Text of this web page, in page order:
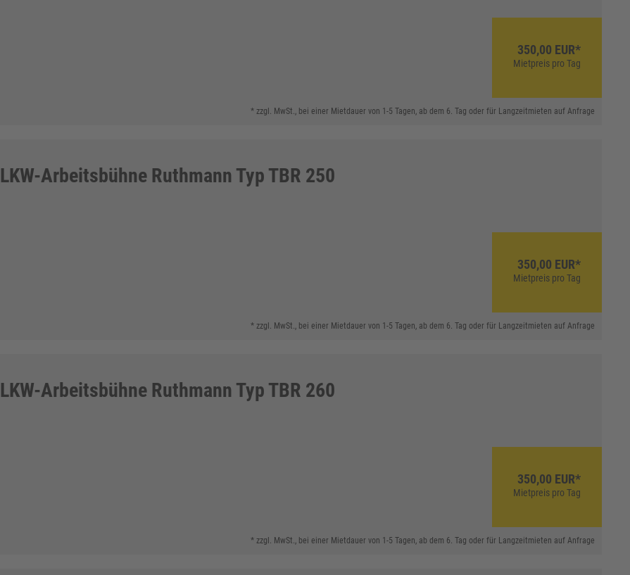
350,00 EUR*
Mietpreis pro Tag
* zzgl. MwSt., bei einer Mietdauer von 1-5 Tagen, ab dem 6. Tag oder für Langzeitmieten auf Anfrage
LKW-Arbeitsbühne Ruthmann Typ TBR 250
350,00 EUR*
Mietpreis pro Tag
* zzgl. MwSt., bei einer Mietdauer von 1-5 Tagen, ab dem 6. Tag oder für Langzeitmieten auf Anfrage
LKW-Arbeitsbühne Ruthmann Typ TBR 260
350,00 EUR*
Mietpreis pro Tag
* zzgl. MwSt., bei einer Mietdauer von 1-5 Tagen, ab dem 6. Tag oder für Langzeitmieten auf Anfrage